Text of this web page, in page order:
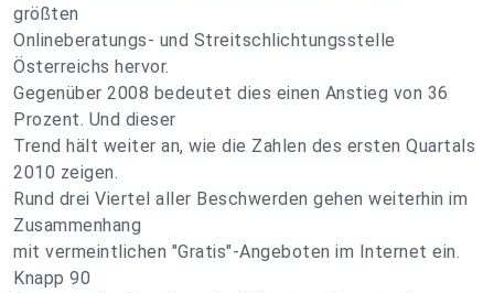
größten
Onlineberatungs- und Streitschlichtungsstelle
Österreichs hervor.
Gegenüber 2008 bedeutet dies einen Anstieg von 36
Prozent. Und dieser
Trend hält weiter an, wie die Zahlen des ersten Quartals
2010 zeigen.
Rund drei Viertel aller Beschwerden gehen weiterhin im
Zusammenhang
mit vermeintlichen "Gratis"-Angeboten im Internet ein.
Knapp 90